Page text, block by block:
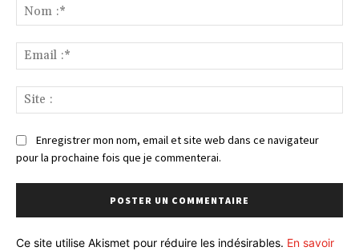
:*
:*
:
Enregistrer mon nom, email et site web dans ce navigateur
pour la prochaine fois que je commenterai.
Ce site utilise Akismet pour réduire les indésirables. En savoir